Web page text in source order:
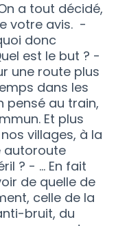
a tout décidé,
votre avis. -
donc
est le but ? -
une route plus
dans les
pensé au train,
Et plus
villages, à la
autoroute
? - ... En fait
de quelle de
celle de la
bruit, du